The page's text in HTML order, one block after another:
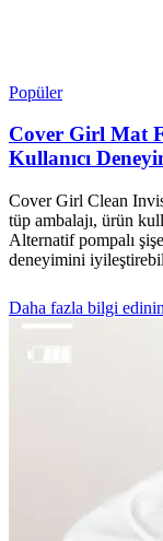
Popüler
Cover Girl Mat
Kullanıcı
Cover Girl Clean
tüp ambalajı, ürün
Alternatif pompalı
deneyimini
Daha fazla bilgi edinin